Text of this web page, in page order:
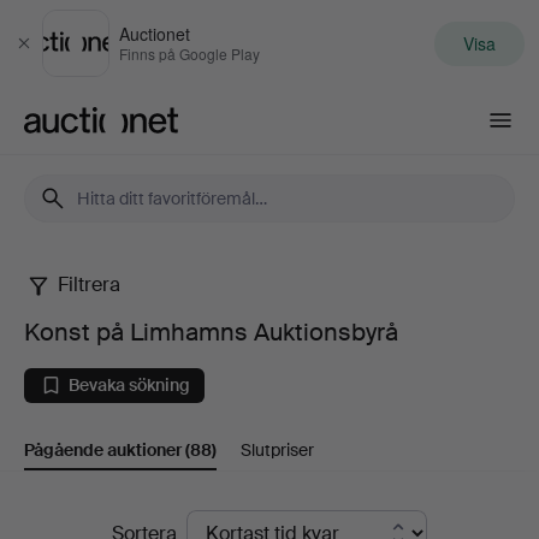
Stäng
Auctionet
Finns på Google Play Visa
Konst
på
Limhamns
Auktionsbyrå
Filtrera
Konst på Limhamns Auktionsbyrå
Bevaka sökning
Pågående auktioner(88) Slutpriser
PågåendeSortera